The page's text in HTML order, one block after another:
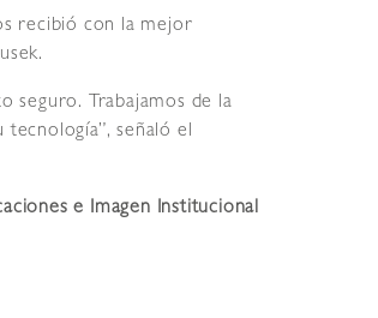
recibió con la mejor
seguro. Trabajamos de la
señaló el
e Imagen Institucional